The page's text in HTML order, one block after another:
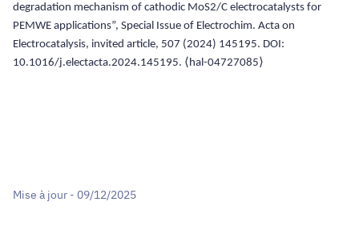
degradation mechanism of cathodic MoS2/C electrocatalysts for
PEMWE applications”, Special Issue of Electrochim. Acta on
Electrocatalysis, invited article, 507 (2024) 145195. DOI:
10.1016/j.electacta.2024.145195. ⟨hal-04727085⟩
Mise à jour - 09/12/2025